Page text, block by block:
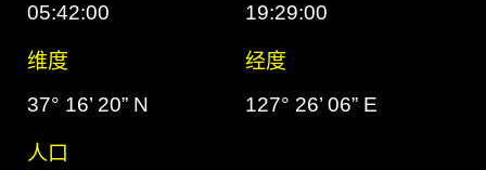
05:42:00
19:29:00
维度
经度
37° 16’ 20” N
127° 26’ 06” E
人口